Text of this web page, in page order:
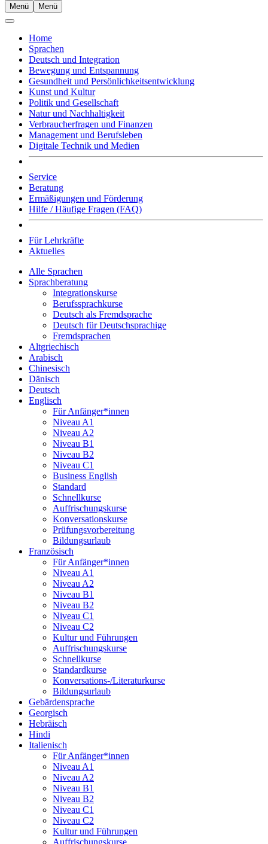
Menü Menü
Home
Sprachen
Deutsch und Integration
Bewegung und Entspannung
Gesundheit und Persönlichkeitsentwicklung
Kunst und Kultur
Politik und Gesellschaft
Natur und Nachhaltigkeit
Verbraucherfragen und Finanzen
Management und Berufsleben
Digitale Technik und Medien
Service
Beratung
Ermäßigungen und Förderung
Hilfe / Häufige Fragen (FAQ)
Für Lehrkräfte
Aktuelles
Alle Sprachen
Sprachberatung
Integrationskurse
Berufssprachkurse
Deutsch als Fremdsprache
Deutsch für Deutschsprachige
Fremdsprachen
Altgriechisch
Arabisch
Chinesisch
Dänisch
Deutsch
Englisch
Für Anfänger*innen
Niveau A1
Niveau A2
Niveau B1
Niveau B2
Niveau C1
Business English
Standard
Schnellkurse
Auffrischungskurse
Konversationskurse
Prüfungsvorbereitung
Bildungsurlaub
Französisch
Für Anfänger*innen
Niveau A1
Niveau A2
Niveau B1
Niveau B2
Niveau C1
Niveau C2
Kultur und Führungen
Auffrischungskurse
Schnellkurse
Standardkurse
Konversations-/Literaturkurse
Bildungsurlaub
Gebärdensprache
Georgisch
Hebräisch
Hindi
Italienisch
Für Anfänger*innen
Niveau A1
Niveau A2
Niveau B1
Niveau B2
Niveau C1
Niveau C2
Kultur und Führungen
Auffrischungskurse